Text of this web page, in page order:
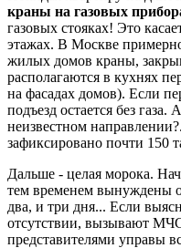
краны на газовых
газовых стояках! Это
этажах. В Москве
жилых домов краны,
располагаются в кухнях
на фасадах домов). Если
подъезд остается без
неизвестном
зафиксировано почти 150
Дальше - целая морока.
тем временем вынуждены
два, и три дня... Если
отсутствии, вызывают
представителями управы